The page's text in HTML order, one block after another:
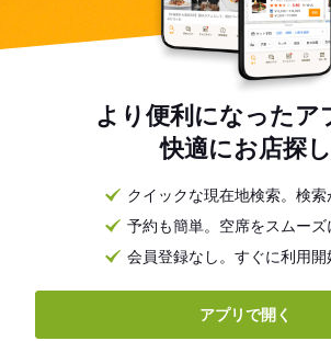
より便利になったア
快適にお店探し
クイックな現在地検索。検索
予約も簡単。空席をスムーズ
会員登録なし。すぐに利用開
アプリで開く